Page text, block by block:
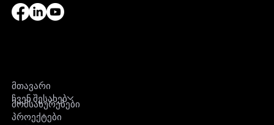
მთავარი
ჩვენ შესახებ
მომსახურებები
პროექტები